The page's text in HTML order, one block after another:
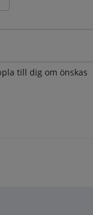
till dig om önskas